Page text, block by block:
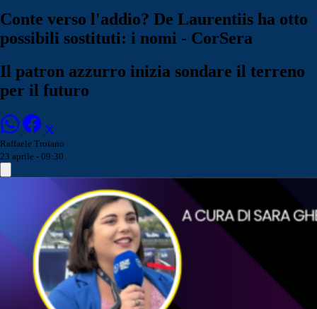
Conte verso l'addio? De Laurentiis ha otto
possibili sostituti: i nomi - CorSera
Il patron azzurro inizia sondare il terreno
per il futuro
Raffaele Troiano
23 aprile - 09:30